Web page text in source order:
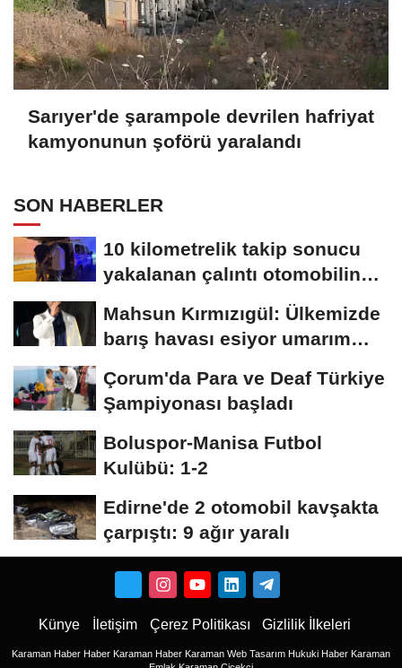
Sarıyer'de şarampole devrilen hafriyat
kamyonunun şoförü yaralandı
SON HABERLER
10 kilometrelik takip sonucu
yakalanan çalıntı otomobilin
Mahsun Kırmızıgül: Ülkemizde
barış havası esiyor umarım
Çorum'da Para ve Deaf Türkiye
Şampiyonası başladı
Boluspor-Manisa Futbol
Kulübü: 1-2
Edirne'de 2 otomobil kavşakta
çarpıştı: 9 ağır yaralı
Künye İletişim Çerez Politikası Gizlilik İlkeleri
Karaman Haber Haber Karaman Haber Karaman Web Tasarım Hukuki Haber Karaman